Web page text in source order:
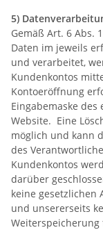
5)
Gemäß Art. 6 Abs.
Daten im jeweils
und verarbeitet,
Kundenkontos
Kontoeröffnung
Eingabemaske
Website. Eine
möglich und kann
des
Kundenkontos
darüber
keine gesetzlichen
und unsererseits